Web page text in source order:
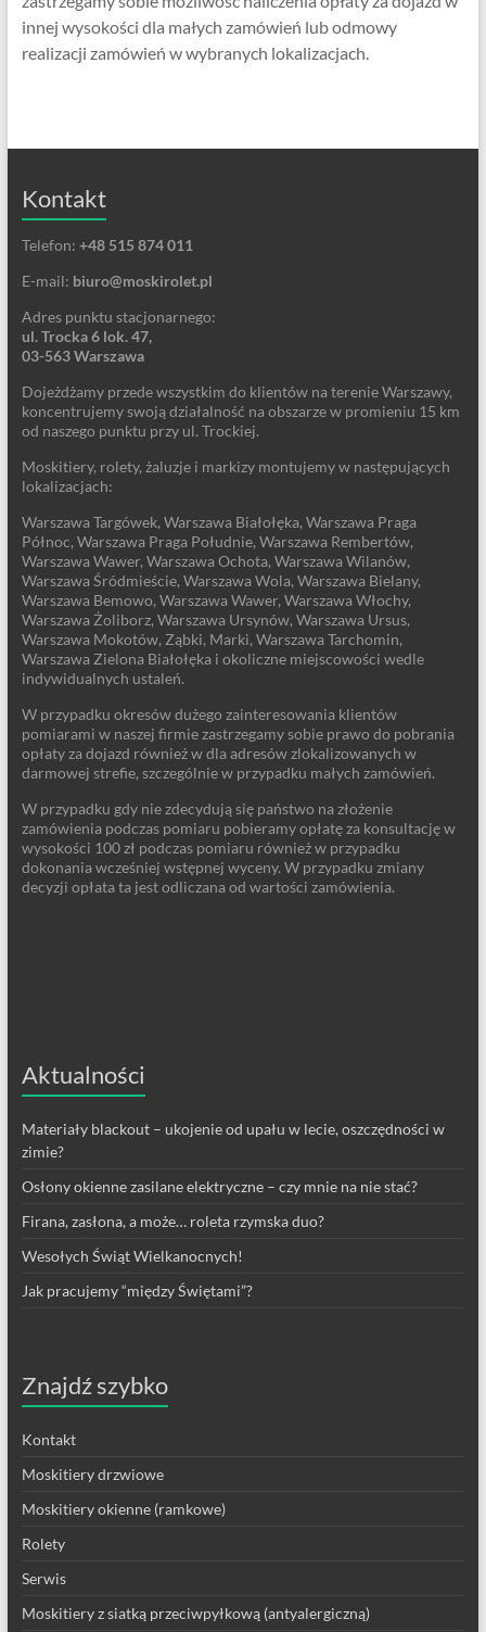
innej wysokości dla małych zamówień lub odmowy
realizacji zamówień w wybranych lokalizacjach.
Kontakt
Telefon: +48 515 874 011
E-mail: biuro@moskirolet.pl
Adres punktu stacjonarnego:
ul. Trocka 6 lok. 47,
03-563 Warszawa
Dojeżdżamy przede wszystkim do klientów na terenie Warszawy,
koncentrujemy swoją działalność na obszarze w promieniu 15 km
od naszego punktu przy ul. Trockiej.
Moskitiery, rolety, żaluzje i markizy montujemy w następujących
lokalizacjach:
Warszawa Targówek, Warszawa Białołęka, Warszawa Praga
Północ, Warszawa Praga Południe, Warszawa Rembertów,
Warszawa Wawer, Warszawa Ochota, Warszawa Wilanów,
Warszawa Śródmieście, Warszawa Wola, Warszawa Bielany,
Warszawa Bemowo, Warszawa Wawer, Warszawa Włochy,
Warszawa Żoliborz, Warszawa Ursynów, Warszawa Ursus,
Warszawa Mokotów, Ząbki, Marki, Warszawa Tarchomin,
Warszawa Zielona Białołęka i okoliczne miejscowości wedle
indywidualnych ustaleń.
W przypadku okresów dużego zainteresowania klientów
pomiarami w naszej firmie zastrzegamy sobie prawo do pobrania
opłaty za dojazd również w dla adresów zlokalizowanych w
darmowej strefie, szczególnie w przypadku małych zamówień.
W przypadku gdy nie zdecydują się państwo na złożenie
zamówienia podczas pomiaru pobieramy opłatę za konsultację w
wysokości 100 zł podczas pomiaru również w przypadku
dokonania wcześniej wstępnej wyceny. W przypadku zmiany
decyzji opłata ta jest odliczana od wartości zamówienia.
Aktualności
Materiały blackout – ukojenie od upału w lecie, oszczędności w
zimie?
Osłony okienne zasilane elektryczne – czy mnie na nie stać?
Firana, zasłona, a może… roleta rzymska duo?
Wesołych Świąt Wielkanocnych!
Jak pracujemy “między Świętami”?
Znajdź szybko
Kontakt
Moskitiery drzwiowe
Moskitiery okienne (ramkowe)
Rolety
Serwis
Moskitiery z siatką przeciwpyłkową (antyalergiczną)